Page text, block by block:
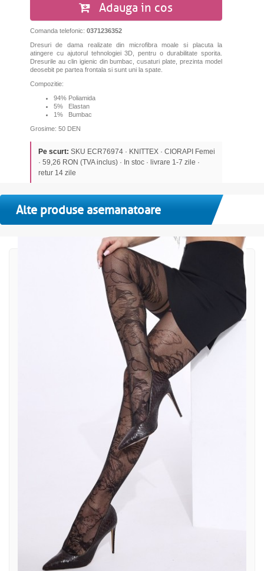
Adauga in cos
Comanda telefonic: 0371236352
Dresuri de dama realizate din microfibra moale si placuta la
atingere cu ajutorul tehnologiei 3D, pentru o durabilitate sporita.
Dresurile au clin igienic din bumbac, cusaturi plate, prezinta model
deosebit pe partea frontala si sunt uni la spate.
Compozitie:
94% Poliamida
5% Elastan
1% Bumbac
Grosime: 50 DEN
Pe scurt: SKU ECR76974 · KNITTEX · CIORAPI Femei
· 59,26 RON (TVA inclus) · In stoc · livrare 1-7 zile ·
retur 14 zile
Alte produse asemanatoare